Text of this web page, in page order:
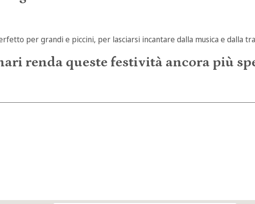
per grandi e piccini, per lasciarsi incantare dalla musica e dalla
renda queste festività ancora più